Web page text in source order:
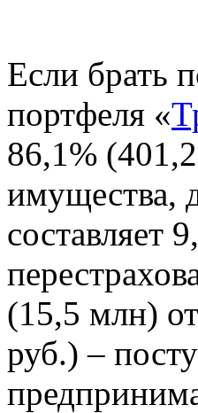
Если брать
портфеля «
86,1%
имущества,
составляет
(15,5 млн)
руб.) –